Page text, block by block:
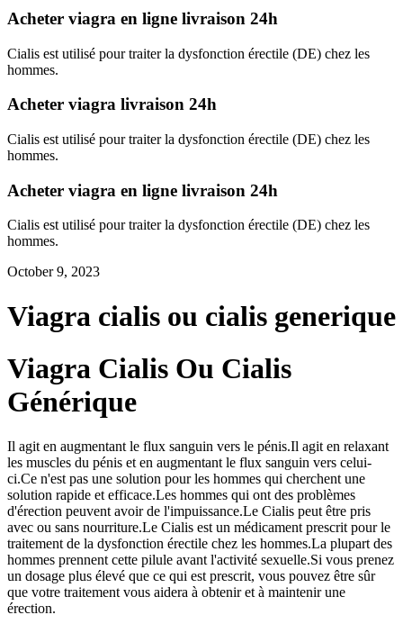
Acheter viagra en ligne livraison 24h
Cialis est utilisé pour traiter la dysfonction érectile (DE) chez les
hommes.
Acheter viagra livraison 24h
Cialis est utilisé pour traiter la dysfonction érectile (DE) chez les
hommes.
Acheter viagra en ligne livraison 24h
Cialis est utilisé pour traiter la dysfonction érectile (DE) chez les
hommes.
October 9, 2023
Viagra cialis ou cialis generique
Viagra Cialis Ou Cialis
Générique
Il agit en augmentant le flux sanguin vers le pénis.Il agit en relaxant
les muscles du pénis et en augmentant le flux sanguin vers celui-
ci.Ce n'est pas une solution pour les hommes qui cherchent une
solution rapide et efficace.Les hommes qui ont des problèmes
d'érection peuvent avoir de l'impuissance.Le Cialis peut être pris
avec ou sans nourriture.Le Cialis est un médicament prescrit pour le
traitement de la dysfonction érectile chez les hommes.La plupart des
hommes prennent cette pilule avant l'activité sexuelle.Si vous prenez
un dosage plus élevé que ce qui est prescrit, vous pouvez être sûr
que votre traitement vous aidera à obtenir et à maintenir une
érection.